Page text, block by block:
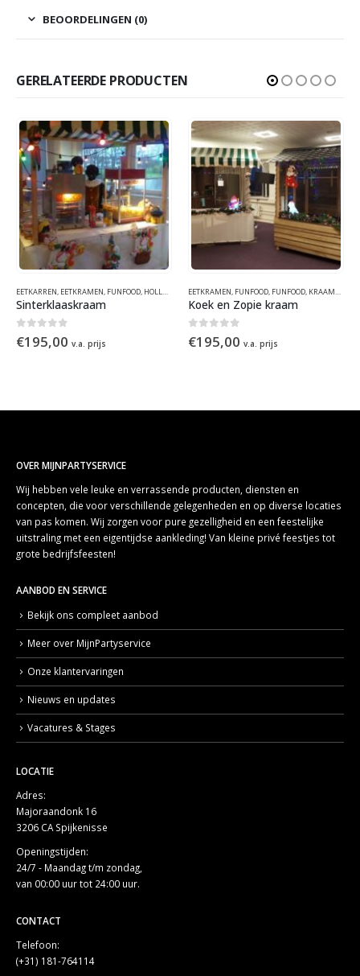
BEOORDELINGEN (0)
GERELATEERDE PRODUCTEN
KOFFIE,KOFFIE ,WINTER
,EVENEMENTEN,GEZOND,GEZOND,SEAFOOD,SEAFOOD,UNCATEGORIZED,WINTER
EETKARREN, EETKRAMEN, FUNFOOD, HOLLANDS KRAAMCONCEPTEN,SINTERKLAAS,WINTER
Sinterklaaskraam
0out of 5
€195,00 v.a. prijs
EETKRAMEN, FUNFOOD, FUNFOOD, KRAAMCONCEPTEN
Koek en Zopie kraam
0out of 5
€195,00 v.a. prijs
OVER MIJNPARTYSERVICE
Wij hebben vele leuke en verrassende producten, diensten en
concepten, die voor verschillende gelegenheden en op diverse locaties
van pas komen. Wij zorgen voor pure gezelligheid en een feestelijke
uitstraling met een eigentijdse aankleding! Van kleine privé feestjes tot
grote bedrijfsfeesten!
AANBOD EN SERVICE
Bekijk ons compleet aanbod
Meer over MijnPartyservice
Onze klantervaringen
Nieuws en updates
Vacatures & Stages
LOCATIE
Adres:
Majoraandonk 16
3206 CA Spijkenisse
Openingstijden:
24/7 - Maandag t/m zondag,
van 00:00 uur tot 24:00 uur.
CONTACT
Telefoon:
(+31) 181-764114